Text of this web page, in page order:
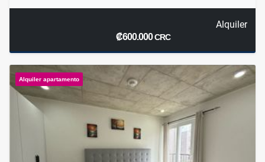
Alquiler
₡600.000CRC
Alquiler apartamento